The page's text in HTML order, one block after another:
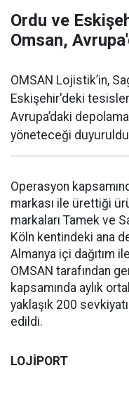
Ordu ve
Omsan,
OMSAN Lojistik’in,
Eskişehir'deki
Avrupa’daki
yöneteceği
Operasyon
markası ile ürettiği
markaları Tamek ve
Köln kentindeki ana
Almanya içi dağıtım
OMSAN tarafından
kapsamında aylık
yaklaşık 200
edildi.
LOJİPORT